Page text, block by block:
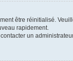
être réinitialisé.
rapidement.
un